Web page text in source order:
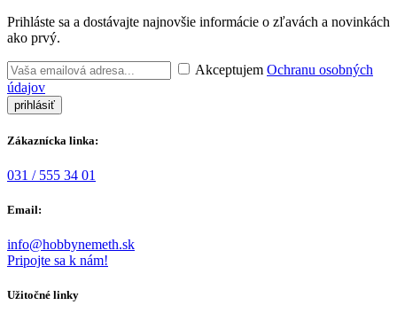
Prihláste sa a dostávajte najnovšie informácie o zľavách a novinkách
ako prvý.
Akceptujem Ochranu osobných
údajov
Zákaznícka linka:
031 / 555 34 01
Email:
info@hobbynemeth.sk
Pripojte sa k nám!
Užitočné linky